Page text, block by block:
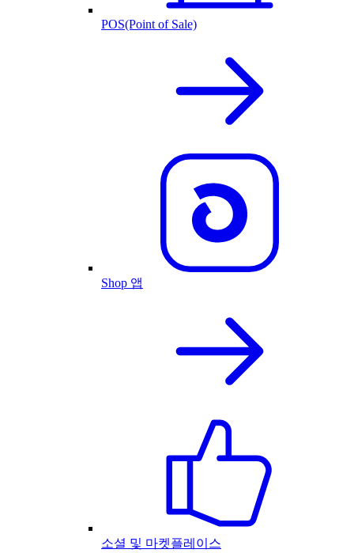
POS(Point of Sale)
Shop 앱
소셜 및 마켓플레이스